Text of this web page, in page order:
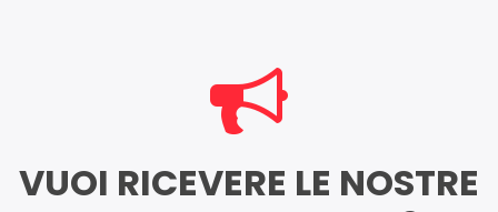
VUOI RICEVERE LE NOSTRE